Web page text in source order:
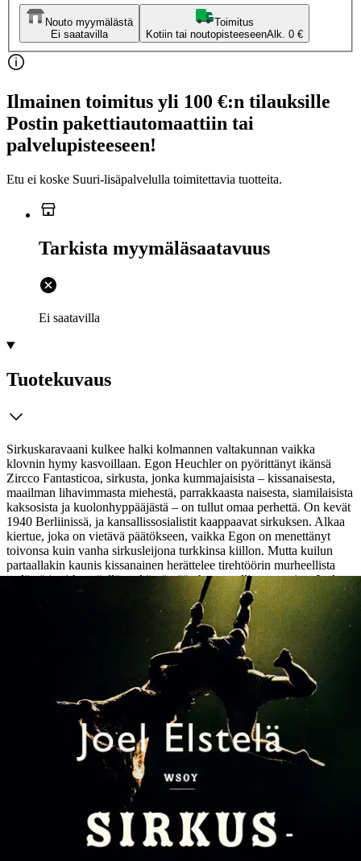
Nouto myymälästä
Ei saatavilla
Toimitus
Kotiin tai noutopisteeseenAlk. 0 €
Ilmainen toimitus yli 100 €:n tilauksille
Postin pakettiautomaattiin tai
palvelupisteeseen!
Etu ei koske Suuri‑lisäpalvelulla toimitettavia tuotteita.
Tarkista myymäläsaatavuus
Ei saatavilla
Tuotekuvaus
Sirkuskaravaani kulkee halki kolmannen valtakunnan vaikka
klovnin hymy kasvoillaan. Egon Heuchler on pyörittänyt ikänsä
Zircco Fantasticoa, sirkusta, jonka kummajaisista – kissanaisesta,
maailman lihavimmasta miehestä, parrakkaasta naisesta, siamilaisista
kaksosista ja kuolonhyppääjästä – on tullut omaa perhettä. On kevät
1940 Berliinissä, ja kansallissosialistit kaappaavat sirkuksen. Alkaa
kiertue, joka on vietävä päätökseen, vaikka Egon on menettänyt
toivonsa kuin vanha sirkusleijona turkkinsa kiillon. Mutta kuilun
partaallakin kaunis kissanainen herättelee tirehtöörin murheellista
sydäntä ja sirkusväellä on käytössään hyppysellinen magiaa. Joel
Elstelä (s. 1961) on teatteriohjaaja ja kirjailija, jolta on aiemmin
ilmestynyt WSOY:n kustantamana kaksi teosta.
Ominaisuudet